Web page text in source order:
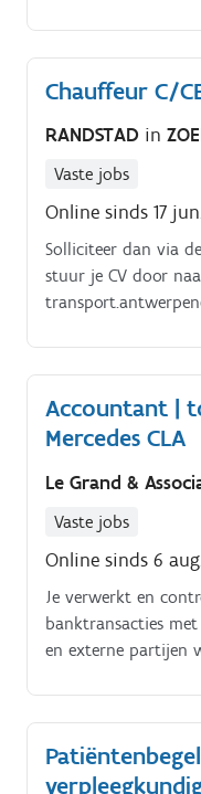
Chauffeur C/
RANDSTAD in
Vaste jobs
Online sinds 17
Solliciteer dan via
stuur je CV door
Accountant |
Mercedes CLA
Le Grand &
Vaste jobs
Online sinds 6
Je verwerkt en
banktransacties
en externe partijen